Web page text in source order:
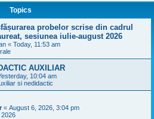
Topics
probelor scrise din cadrul
sesiunea iulie-august 2026
« Today, 11:53 am
AUXILIAR
10:04 am
si nedidactic
« August 6, 2026, 3:04 pm